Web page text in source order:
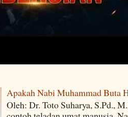
Apakah Nabi Muhammad Buta
Oleh: Dr. Toto Suharya, S.Pd.,